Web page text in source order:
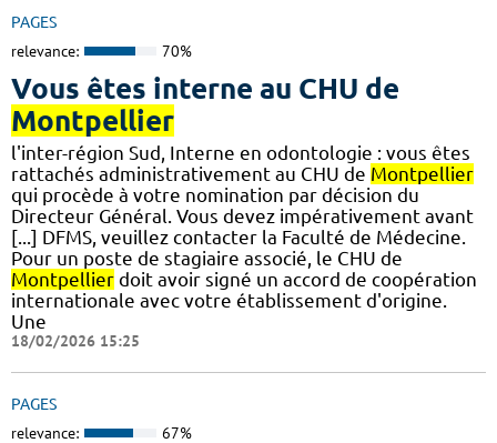
PAGES
relevance: 70%
Vous êtes interne au CHU de
Montpellier
l'inter-région Sud, Interne en odontologie : vous êtes
rattachés administrativement au CHU de Montpellier
qui procède à votre nomination par décision du
Directeur Général. Vous devez impérativement avant
[...] DFMS, veuillez contacter la Faculté de Médecine.
Pour un poste de stagiaire associé, le CHU de
Montpellier doit avoir signé un accord de coopération
internationale avec votre établissement d'origine.
Une
18/02/2026 15:25
PAGES
relevance: 67%